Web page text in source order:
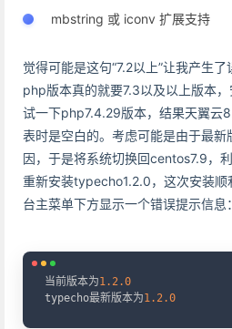
mbstring 或 iconv 扩展支持
觉得可能是这句“7.2以上”让我产生
php版本真的就要7.3以及以上版本
试一下php7.4.29版本，结果天翼云
表时是空白的。考虑可能是由于最
因，于是将系统切换回centos7.9，
重新安装typecho1.2.0，这次安装顺
台主菜单下方显示一个错误提示信息：
当前版本为1.2 .0
typecho最新版本为1.2 .0